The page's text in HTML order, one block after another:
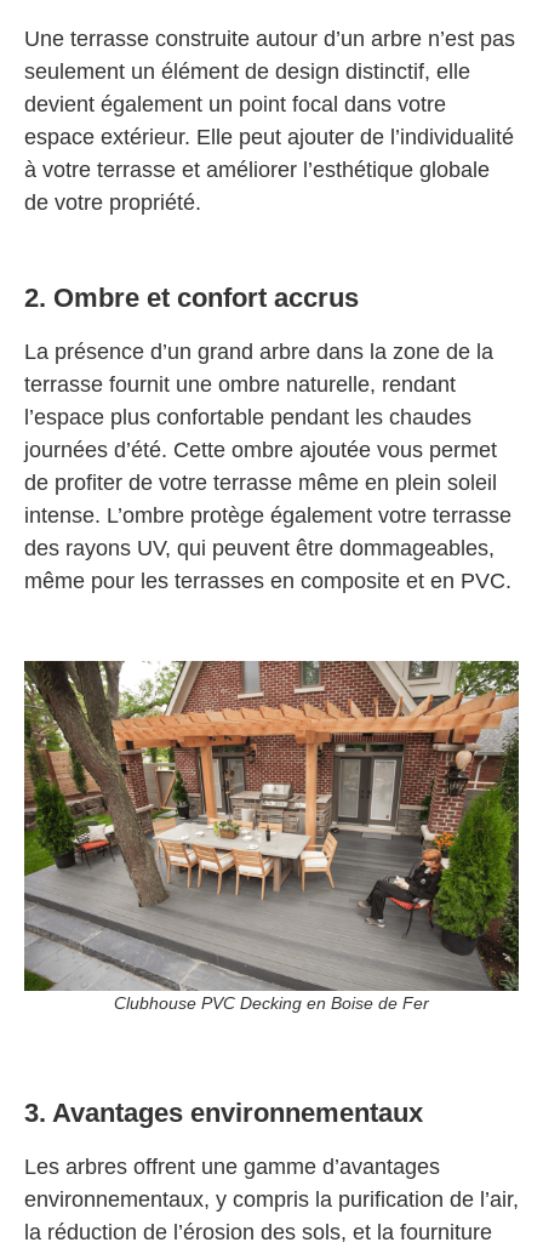
Une terrasse construite autour d’un arbre n’est pas
seulement un élément de design distinctif, elle
devient également un point focal dans votre
espace extérieur. Elle peut ajouter de l’individualité
à votre terrasse et améliorer l’esthétique globale
de votre propriété.
2. Ombre et confort accrus
La présence d’un grand arbre dans la zone de la
terrasse fournit une ombre naturelle, rendant
l’espace plus confortable pendant les chaudes
journées d’été. Cette ombre ajoutée vous permet
de profiter de votre terrasse même en plein soleil
intense. L’ombre protège également votre terrasse
des rayons UV, qui peuvent être dommageables,
même pour les terrasses en composite et en PVC.
Clubhouse PVC Decking en Boise de Fer
3. Avantages environnementaux
Les arbres offrent une gamme d’avantages
environnementaux, y compris la purification de l’air,
la réduction de l’érosion des sols, et la fourniture